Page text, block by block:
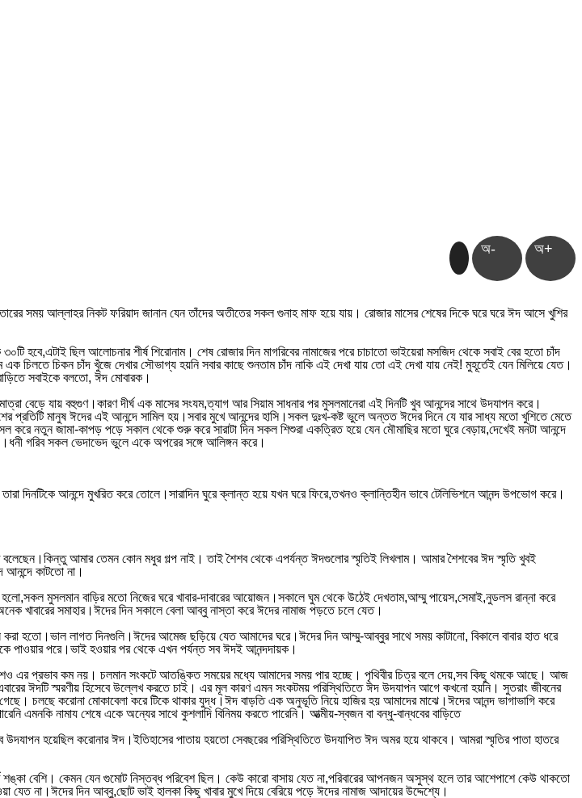
অ- অ+
সময় আল্লাহর নিকট ফরিয়াদ জানান যেন তাঁদের অতীতের সকল গুনাহ মাফ হয়ে যায়। রোজার মাসের শেষের দিকে ঘরে ঘরে ঈদ আসে খুশির
হবে,এটাই ছিল আলোচনার শীর্ষ শিরোনাম। শেষ রোজার দিন মাগরিবের নামাজের পরে চাচাতো ভাইয়েরা মসজিদ থেকে সবাই বের হতো চাঁদ
চিকন চাঁদ খুঁজে দেখার সৌভাগ্য হয়নি সবার কাছে শুনতাম চাঁদ নাকি এই দেখা যায় তো এই দেখা যায় নেই! মুহূর্তেই যেন মিলিয়ে যেত।
সবাইকে বলতো, ঈদ মোবারক।
যায় বহুগুণ।কারণ দীর্ঘ এক মাসের সংযম,ত্যাগ আর সিয়াম সাধনার পর মুসলমানেরা এই দিনটি খুব আনন্দের সাথে উদযাপন করে।
প্রতিটি মানুষ ঈদের এই আনন্দে সামিল হয়।সবার মুখে আনন্দের হাসি।সকল দুঃখ-কষ্ট ভুলে অন্তত ঈদের দিনে যে যার সাধ্য মতো খুশিতে মেতে
করে নতুন জামা-কাপড় পড়ে সকাল থেকে শুরু করে সারাটা দিন সকল শিশুরা একত্রিত হয়ে যেন মৌমাছির মতো ঘুরে বেড়ায়,দেখেই মনটা আনন্দে
গরিব সকল ভেদাভেদ ভুলে একে অপরের সঙ্গে আলিঙ্গন করে।
দিনটিকে আনন্দে মুখরিত করে তোলে।সারাদিন ঘুরে ক্লান্ত হয়ে যখন ঘরে ফিরে,তখনও ক্লান্তিহীন ভাবে টেলিভিশনে আনন্দ উপভোগ করে।
বলেছেন।কিন্তু আমার তেমন কোন মধুর গল্প নাই। তাই শৈশব থেকে এপর্যন্ত ঈদগুলোর স্মৃতিই লিখলাম। আমার শৈশবের ঈদ স্মৃতি খুবই
কাটতো না।
মুসলমান বাড়ির মতো নিজের ঘরে খাবার-দাবারের আয়োজন।সকালে ঘুম থেকে উঠেই দেখতাম,আম্মু পায়েস,সেমাই,নুডলস রান্না করে
খাবারের সমাহার।ঈদের দিন সকালে বেলা আব্বু নাস্তা করে ঈদের নামাজ পড়তে চলে যেত।
করা হতো।ভাল লাগত দিনগুলি।ঈদের আমেজ ছড়িয়ে যেত আমাদের ঘরে।ঈদের দিন আম্মু-আব্বুর সাথে সময় কাটানো, বিকালে বাবার হাত ধরে
পাওয়ার পরে।ভাই হওয়ার পর থেকে এখন পর্যন্ত সব ঈদই আনন্দদায়ক।
এর প্রভাব কম নয়। চলমান সংকটে আতঙ্কিত সময়ের মধ্যে আমাদের সময় পার হচ্ছে। পৃথিবীর চিত্র বলে দেয়,সব কিছু থমকে আছে। আজ
ঈদটি স্মরণীয় হিসেবে উল্লেখ করতে চাই। এর মূল কারণ এমন সংকটময় পরিস্থিতিতে ঈদ উদযাপন আগে কখনো হয়নি। সুতরাং জীবনের
চলছে করোনা মোকাবেলা করে টিকে থাকার যুদ্ধ।ঈদ বাড়তি এক অনুভূতি নিয়ে হাজির হয় আমাদের মাঝে।ঈদের আনন্দ ভাগাভাগি করে
এমনকি নামায শেষে একে অন্যের সাথে কুশলাদি বিনিময় করতে পারেনি। আত্মীয়-স্বজন বা বন্ধু-বান্ধবের বাড়িতে
হয়েছিল করোনার ঈদ।ইতিহাসের পাতায় হয়তো সেবছরের পরিস্থিতিতে উদযাপিত ঈদ অমর হয়ে থাকবে। আমরা স্মৃতির পাতা হাতরে
শঙ্কা বেশি। কেমন যেন গুমোট নিস্তব্ধ পরিবেশ ছিল। কেউ কারো বাসায় যেত না,পরিবারের আপনজন অসুস্থ হলে তার আশেপাশে কেউ থাকতো
যেত না।ঈদের দিন আব্বু,ছোট ভাই হালকা কিছু খাবার মুখে দিয়ে বেরিয়ে পড়ে ঈদের নামাজ আদায়ের উদ্দেশ্যে।